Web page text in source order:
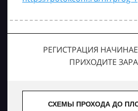
РЕГИСТРАЦИЯ
ПРИХОДИТЕ
СХЕМЫ ПРОХОДА ДО